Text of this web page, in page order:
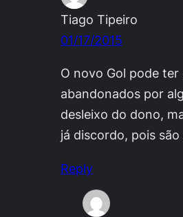
Tiago Tipeiro
01/17/2015
O novo Gol pode ter
abandonados por
desleixo do dono,
já discordo, pois
Reply